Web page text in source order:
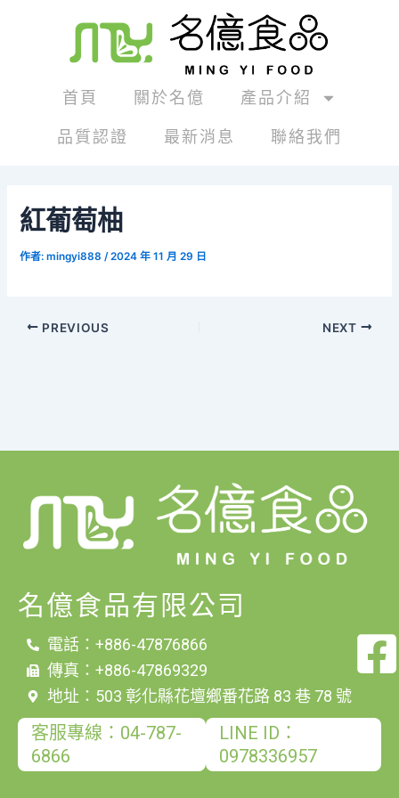
首頁 關於名億 產品介紹
品質認證 最新消息 聯絡我們
紅葡萄柚
作者:mingyi888 /2024 年 11 月 29 日
PREVIOUS NEXT
名億食品有限公司
電話：+886-47876866
傳真：+886-47869329
地址：503 彰化縣花壇鄉番花路 83 巷 78 號
客服專線：04-787-
6866
LINE ID：
0978336957